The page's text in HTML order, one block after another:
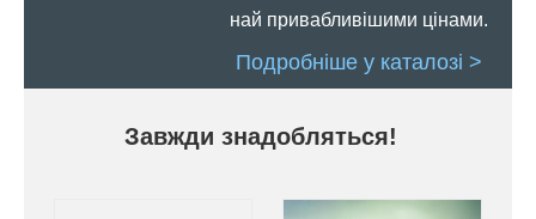
най привабливішими цінами.
Подробніше у каталозі >
Завжди знадобляться!